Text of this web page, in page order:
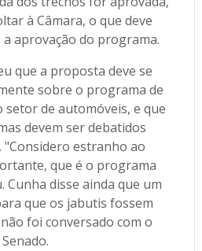
à Câmara, o que deve
aprovação do programa.
que a proposta deve se
sobre o programa de
setor de automóveis, e que
devem ser debatidos
"Considero estranho ao
que é o programa
Cunha disse ainda que um
que os jabutis fossem
foi conversado com o
Senado.